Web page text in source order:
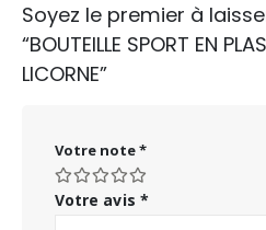
Soyez le premier à
“BOUTEILLE SPORT EN
LICORNE”
Votre note*
Votre avis *